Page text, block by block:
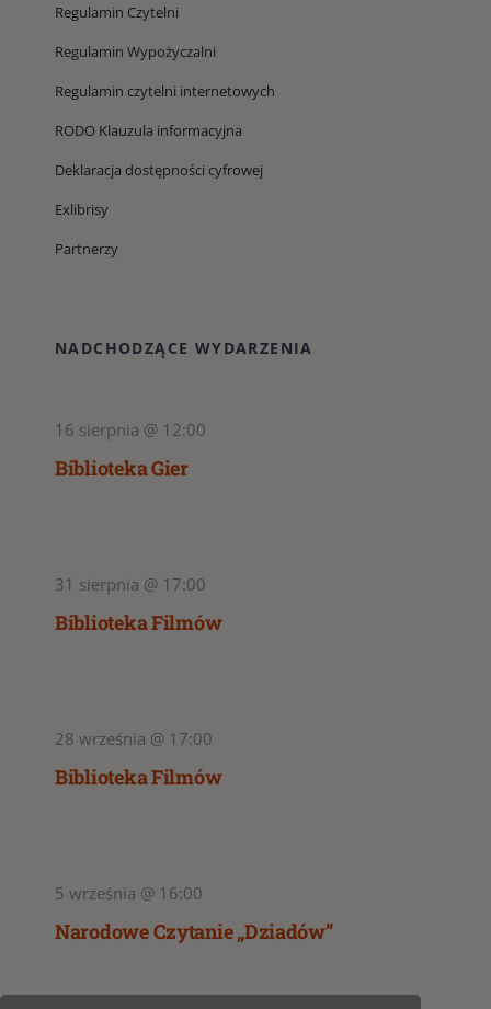
Regulamin Czytelni
Regulamin Wypożyczalni
Regulamin czytelni internetowych
RODO Klauzula informacyjna
Deklaracja dostępności cyfrowej
Exlibrisy
Partnerzy
NADCHODZĄCE WYDARZENIA
16 sierpnia @ 12:00
Biblioteka Gier
31 sierpnia @ 17:00
Biblioteka Filmów
28 września @ 17:00
Biblioteka Filmów
5 września @ 16:00
Narodowe Czytanie „Dziadów”